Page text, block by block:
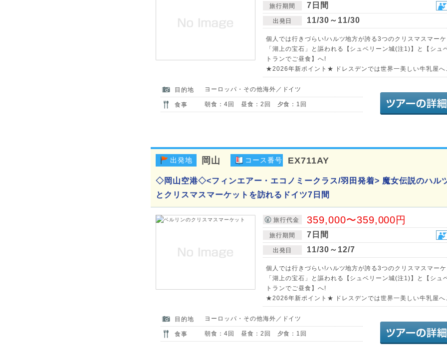
旅行期間 7日間
出発日 11/30～11/30
個人では行きづらい!ハルツ地方が誇る3つのクリスマスマー
「湖上の宝石」と謳われる【シュベリーン城(注1)】と【シュ
トランでご昼食】へ!
★2026年新ポイント★ ドレスデンでは世界一美しい牛乳屋
目的地 ヨーロッパ・その他海外／ドイツ
食事 朝食：4回 昼食：2回 夕食：1回
出発地 岡山 コース番号 EX711AY
◇岡山空港◇<フィンエアー・エコノミークラス/羽田発着> 魔女伝説のハル
とクリスマスマーケットを訪れるドイツ7日間
旅行代金 359,000〜359,000円
旅行期間 7日間
出発日 11/30～12/7
個人では行きづらい!ハルツ地方が誇る3つのクリスマスマー
「湖上の宝石」と謳われる【シュベリーン城(注1)】と【シュ
トランでご昼食】へ!
★2026年新ポイント★ ドレスデンでは世界一美しい牛乳屋
目的地 ヨーロッパ・その他海外／ドイツ
食事 朝食：4回 昼食：2回 夕食：1回